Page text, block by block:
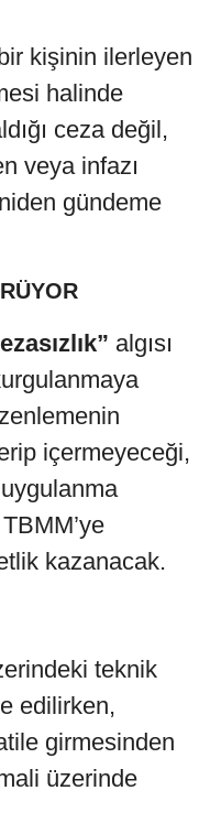
kişinin ilerleyen
halinde
ceza değil,
veya infazı
gündeme
algısı
içermeyeceği,
kazanacak.
teknik
edilirken,
girmesinden
üzerinde